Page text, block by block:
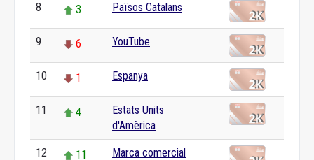
8 3 Països Catalans
9 6 YouTube
10 1 Espanya
11 4
Estats Units
d'Amèrica
12 11 Marca comercial